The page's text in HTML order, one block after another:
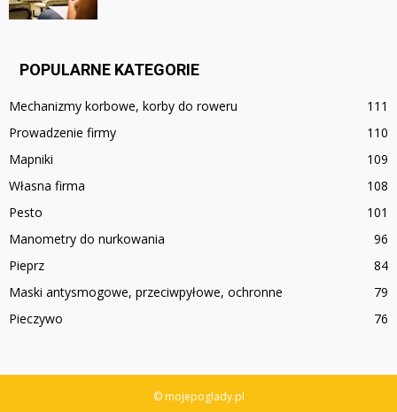
POPULARNE KATEGORIE
Mechanizmy korbowe, korby do roweru
111
Prowadzenie firmy
110
Mapniki
109
Własna firma
108
Pesto
101
Manometry do nurkowania
96
Pieprz
84
Maski antysmogowe, przeciwpyłowe, ochronne
79
Pieczywo
76
© mojepoglady.pl